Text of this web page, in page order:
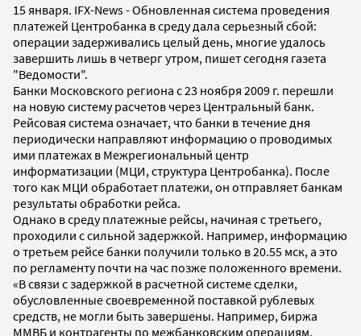
15 января. IFX-News - Обновленная система проведения
платежей Центробанка в среду дала серьезный сбой:
операции задерживались целый день, многие удалось
завершить лишь в четверг утром, пишет сегодня газета
"Ведомости".
Банки Московского региона с 23 ноября 2009 г. перешли
на новую систему расчетов через Центральный банк.
Рейсовая система означает, что банки в течение дня
периодически направляют информацию о проводимых
ими платежах в Межрегиональный центр
информатизации (МЦИ, структура Центробанка). После
того как МЦИ обработает платежи, он отправляет банкам
результаты обработки рейса.
Однако в среду платежные рейсы, начиная с третьего,
проходили с сильной задержкой. Например, информацию
о третьем рейсе банки получили только в 20.55 мск, а это
по регламенту почти на час позже положенного времени.
«В связи с задержкой в расчетной системе сделки,
обусловленные своевременной поставкой рублевых
средств, не могли быть завершены. Например, биржа
ММВБ и контрагенты по межбанковским операциям,